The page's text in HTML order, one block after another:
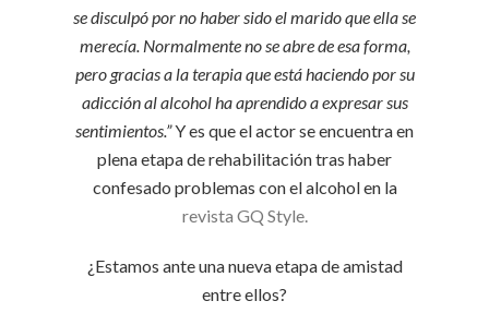
se disculpó por no haber sido el marido que ella se
merecía. Normalmente no se abre de esa forma,
pero gracias a la terapia que está haciendo por su
adicción al alcohol ha aprendido a expresar sus
sentimientos.”Y es que el actor se encuentra en
plena etapa de rehabilitación tras haber
confesado problemas con el alcohol en la
revista GQ Style.
¿Estamos ante una nueva etapa de amistad
entre ellos?